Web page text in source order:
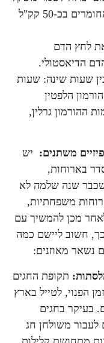
של כ-3 ק"ג שריר, ומעלה את חילוף החומרים בכ-50 קק"ל
לחץ הדם
הדיאסטולי.
שעות שינה: שעות
הלפטין
ההורמון גרלין,
משתנים: יש
בארוחות,
שכבר שנה שלמה לא
משפחתיות,
מכן להמשיך עם
חשוב ליישם כמה
נשאר מאוזנים:
תקופת החגים
הפנוי, לטייל בארץ
בעיקר בחגים
משולחן חג